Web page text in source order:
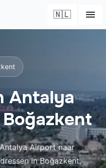
🇳🇱
Antalya
Airport naar
in Boğazkent.